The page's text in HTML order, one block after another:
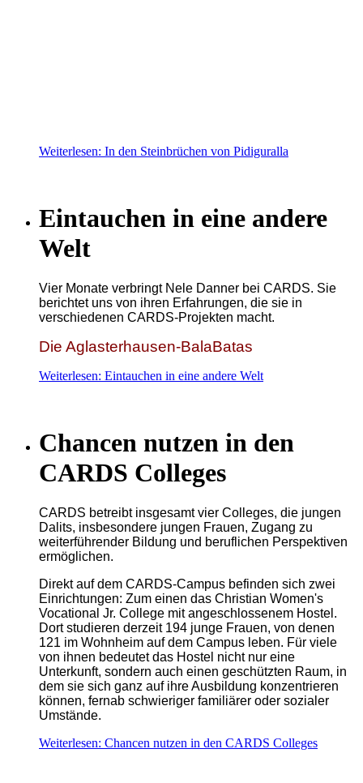
Weiterlesen: In den Steinbrüchen von Pidiguralla
Eintauchen in eine andere
Welt
Vier Monate verbringt Nele Danner bei CARDS. Sie
berichtet uns von ihren Erfahrungen, die sie in
verschiedenen CARDS-Projekten macht.
Die Aglasterhausen-BalaBatas
Weiterlesen: Eintauchen in eine andere Welt
Chancen nutzen in den
CARDS Colleges
CARDS betreibt insgesamt vier Colleges, die jungen
Dalits, insbesondere jungen Frauen, Zugang zu
weiterführender Bildung und beruflichen Perspektiven
ermöglichen.
Direkt auf dem CARDS-Campus befinden sich zwei
Einrichtungen: Zum einen das Christian Women's
Vocational Jr. College mit angeschlossenem Hostel.
Dort studieren derzeit 194 junge Frauen, von denen
121 im Wohnheim auf dem Campus leben. Für viele
von ihnen bedeutet das Hostel nicht nur eine
Unterkunft, sondern auch einen geschützten Raum, in
dem sie sich ganz auf ihre Ausbildung konzentrieren
können, fernab schwieriger familiärer oder sozialer
Umstände.
Weiterlesen: Chancen nutzen in den CARDS Colleges